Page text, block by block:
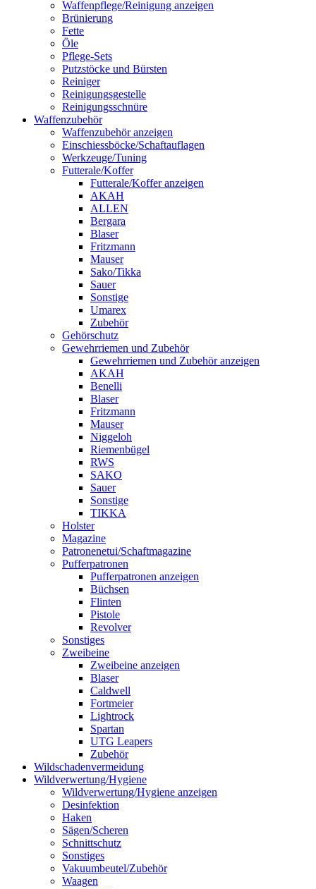
Waffenpflege/Reinigung anzeigen
Brünierung
Fette
Öle
Pflege-Sets
Putzstöcke und Bürsten
Reiniger
Reinigungsgestelle
Reinigungsschnüre
Waffenzubehör
Waffenzubehör anzeigen
Einschiessböcke/Schaftauflagen
Werkzeuge/Tuning
Futterale/Koffer
Futterale/Koffer anzeigen
AKAH
ALLEN
Bergara
Blaser
Fritzmann
Mauser
Sako/Tikka
Sauer
Sonstige
Umarex
Zubehör
Gehörschutz
Gewehrriemen und Zubehör
Gewehrriemen und Zubehör anzeigen
AKAH
Benelli
Blaser
Fritzmann
Mauser
Niggeloh
Riemenbügel
RWS
SAKO
Sauer
Sonstige
TIKKA
Holster
Magazine
Patronenetui/Schaftmagazine
Pufferpatronen
Pufferpatronen anzeigen
Büchsen
Flinten
Pistole
Revolver
Sonstiges
Zweibeine
Zweibeine anzeigen
Blaser
Caldwell
Fortmeier
Lightrock
Spartan
UTG Leapers
Zubehör
Wildschadenvermeidung
Wildverwertung/Hygiene
Wildverwertung/Hygiene anzeigen
Desinfektion
Haken
Sägen/Scheren
Schnittschutz
Sonstiges
Vakuumbeutel/Zubehör
Waagen